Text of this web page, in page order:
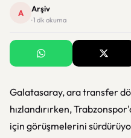
A Arşiv
· 1 dk okuma
Galatasaray, ara transfer
hızlandırırken,
için görüşmelerini